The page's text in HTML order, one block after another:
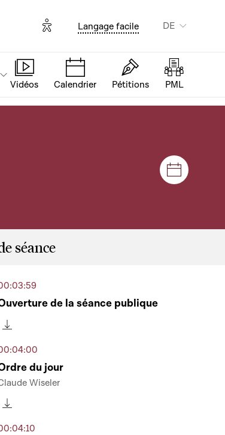
Options d'accessibilité
Langage facile DE
Vidéos Calendrier Pétitions PML
Plenar-
séance
de la séance publique
du jour
Wiseler